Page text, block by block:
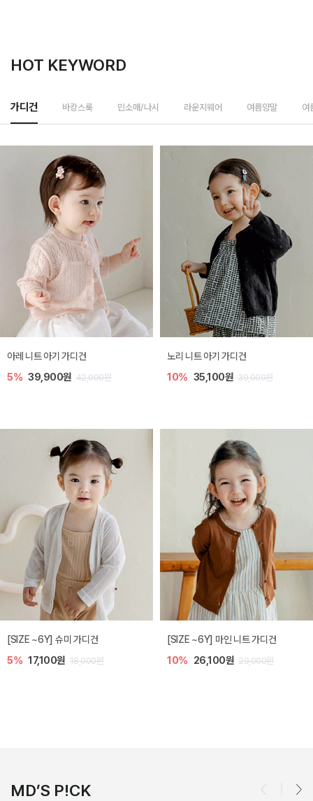
HOT KEYWORD
가디건 바캉스룩 민소매/나시 라운지웨어 여름양말 여
[SIZE ~6Y] 로메이 라운지 셋업
10% 23,400원 26,000원
밀라 아기 원피스
20% 27,200원 34,000원
밀라 아기 점프수트
10% 30,600원 34,000원
밀라 아기 셋업
20% 35,200원 44,000원
MD’S P!CK